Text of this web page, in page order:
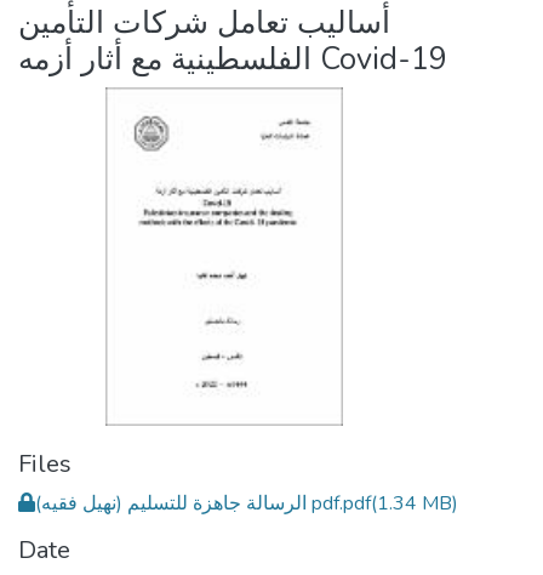
أساليب تعامل شركات التأمين
الفلسطينية مع أثار أزمه Covid-19
Files
الرسالة جاهزة للتسليم (نهيل فقيه) pdf.pdf(1.34 MB)
Date